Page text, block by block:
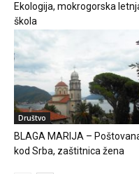
Ekologija, mokrogorska
škola
Društvo
BLAGA MARIJA –
kod Srba, zaštitnica žena